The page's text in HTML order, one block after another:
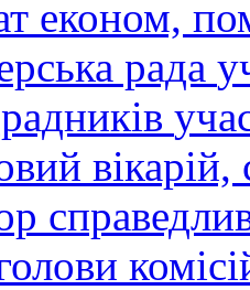
економ,
рада
вікарій,